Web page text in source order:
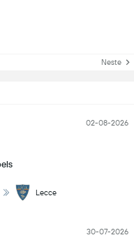
Neste
02-08-2026
Lecce
30-07-2026